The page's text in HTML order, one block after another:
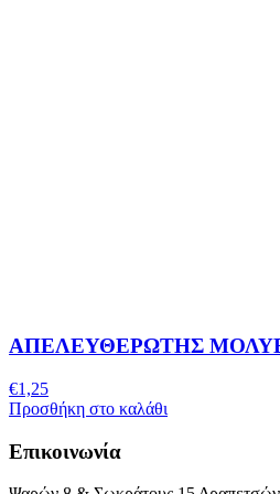
ΑΠΕΛΕΥΘΕΡΩΤΗΣ
€1,25
Προσθήκη στο καλάθι
Επικοινωνία